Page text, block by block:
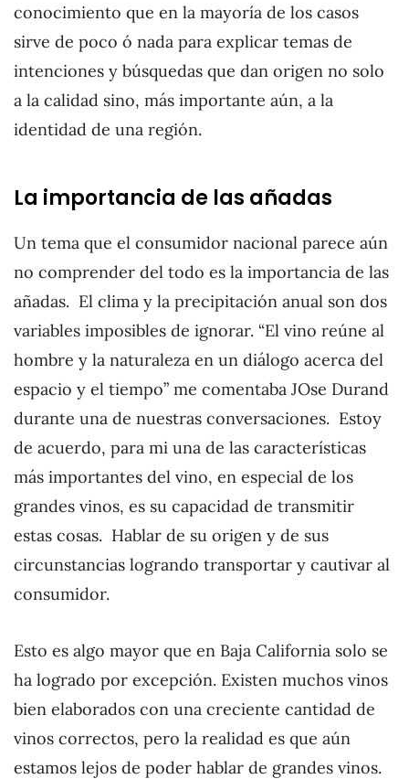
conocimiento que en la mayoría de los casos
sirve de poco ó nada para explicar temas de
intenciones y búsquedas que dan origen no solo
a la calidad sino, más importante aún, a la
identidad de una región.
La importancia de las añadas
Un tema que el consumidor nacional parece aún
no comprender del todo es la importancia de las
añadas. El clima y la precipitación anual son dos
variables imposibles de ignorar. “El vino reúne al
hombre y la naturaleza en un diálogo acerca del
espacio y el tiempo” me comentaba JOse Durand
durante una de nuestras conversaciones. Estoy
de acuerdo, para mi una de las características
más importantes del vino, en especial de los
grandes vinos, es su capacidad de transmitir
estas cosas. Hablar de su origen y de sus
circunstancias logrando transportar y cautivar al
consumidor.
Esto es algo mayor que en Baja California solo se
ha logrado por excepción. Existen muchos vinos
bien elaborados con una creciente cantidad de
vinos correctos, pero la realidad es que aún
estamos lejos de poder hablar de grandes vinos.